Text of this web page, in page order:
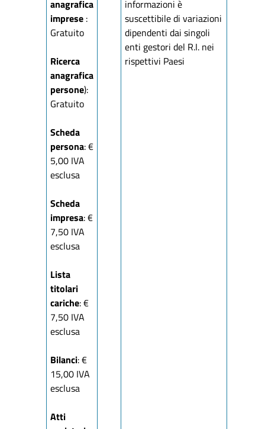
anagrafica
imprese :
Gratuito
Ricerca
anagrafica
persone):
Gratuito
Scheda
persona: €
5,00 IVA
esclusa
Scheda
impresa: €
7,50 IVA
esclusa
Lista
titolari
cariche: €
7,50 IVA
esclusa
Bilanci: €
15,00 IVA
esclusa
Atti
informazioni è
suscettibile di variazioni
dipendenti dai singoli
enti gestori del R.I. nei
rispettivi Paesi